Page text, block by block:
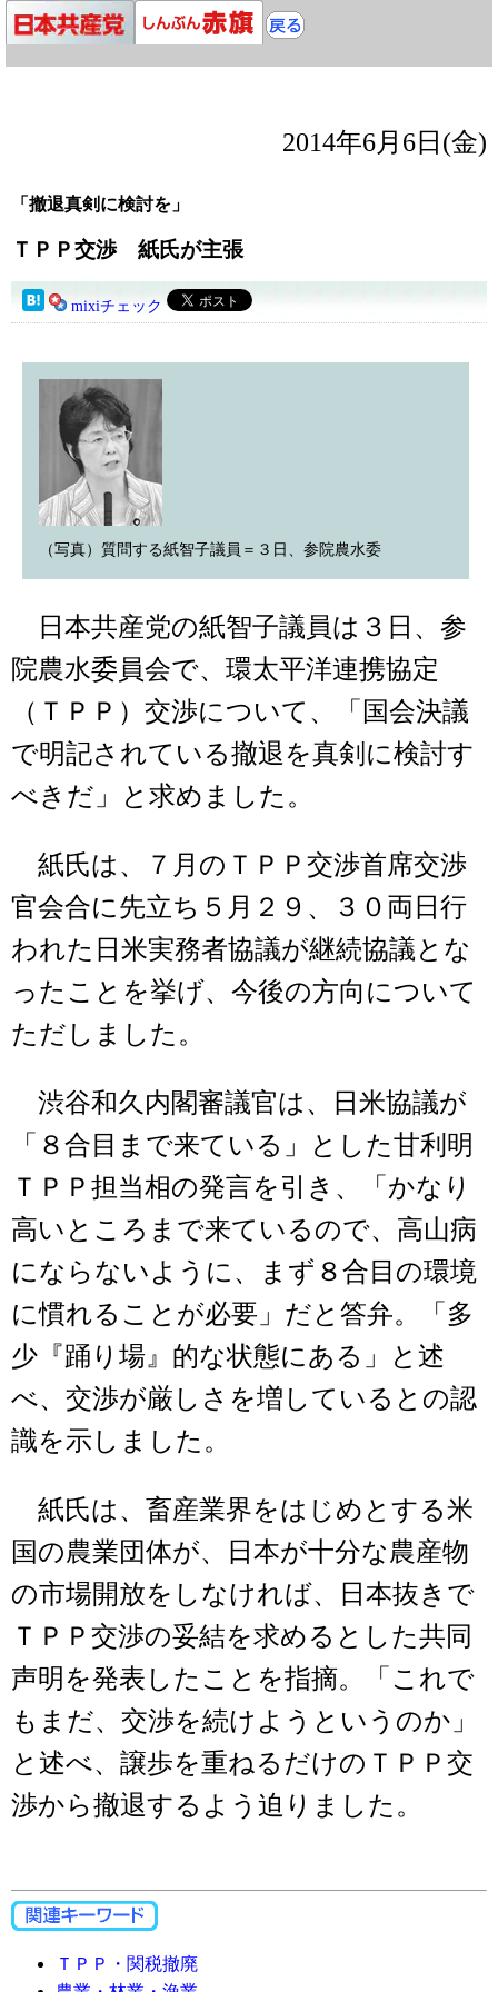
2014年6月6日(金)
「撤退真剣に検討を」
ＴＰＰ交渉 紙氏が主張
mixiチェック
（写真）質問する紙智子議員＝３日、参院農水委
日本共産党の紙智子議員は３日、参
院農水委員会で、環太平洋連携協定
（ＴＰＰ）交渉について、「国会決議
で明記されている撤退を真剣に検討す
べきだ」と求めました。
紙氏は、７月のＴＰＰ交渉首席交渉
官会合に先立ち５月２９、３０両日行
われた日米実務者協議が継続協議とな
ったことを挙げ、今後の方向について
ただしました。
渋谷和久内閣審議官は、日米協議が
「８合目まで来ている」とした甘利明
ＴＰＰ担当相の発言を引き、「かなり
高いところまで来ているので、高山病
にならないように、まず８合目の環境
に慣れることが必要」だと答弁。「多
少『踊り場』的な状態にある」と述
べ、交渉が厳しさを増しているとの認
識を示しました。
紙氏は、畜産業界をはじめとする米
国の農業団体が、日本が十分な農産物
の市場開放をしなければ、日本抜きで
ＴＰＰ交渉の妥結を求めるとした共同
声明を発表したことを指摘。「これで
もまだ、交渉を続けようというのか」
と述べ、譲歩を重ねるだけのＴＰＰ交
渉から撤退するよう迫りました。
ＴＰＰ・関税撤廃